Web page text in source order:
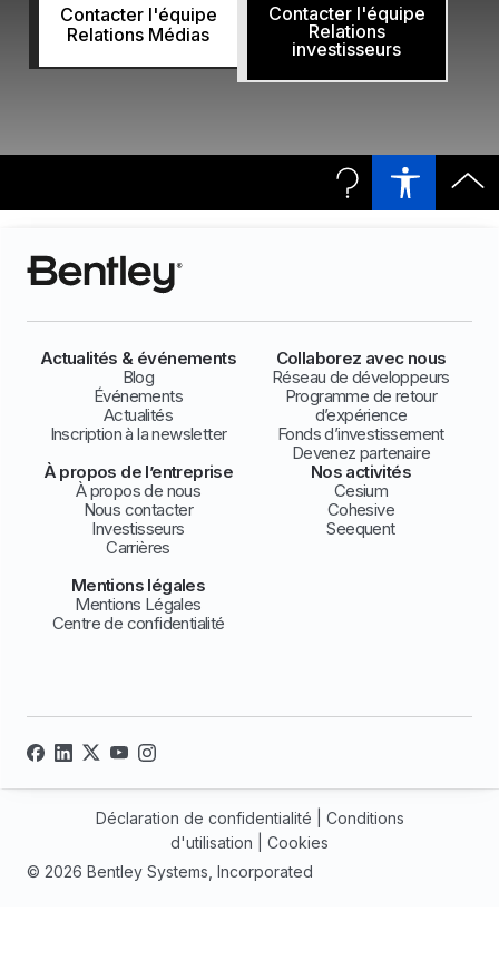
Contacter l'équipe
Relations Médias
Contacter l'équipe
Relations
investisseurs
Actualités & événements
Blog
Événements
Actualités
Inscription à la newsletter
Collaborez avec nous
Réseau de développeurs
Programme de retour
d’expérience
Fonds d’investissement
Devenez partenaire
À propos de l’entreprise
À propos de nous
Nous contacter
Investisseurs
Carrières
Nos activités
Cesium
Cohesive
Seequent
Mentions légales
Mentions Légales
Centre de confidentialité
© 2026 Bentley Systems, Incorporated
Déclaration de confidentialité
Conditions
d'utilisation
Cookies